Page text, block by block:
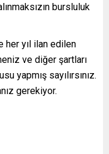
bursluluk
her yıl ilan edilen
ve diğer şartları
yapmış sayılırsınız.
gerekiyor.